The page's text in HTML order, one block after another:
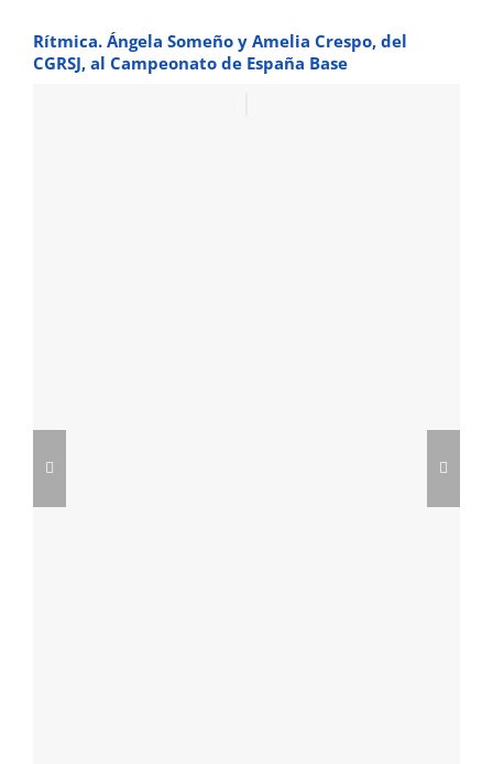
Rítmica. Ángela Someño y Amelia Crespo, del
CGRSJ, al Campeonato de España Base